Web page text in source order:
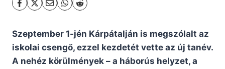
Szeptember 1-jén Kárpátalján is megszólalt az
iskolai csengő, ezzel kezdetét vette az új tanév.
A nehéz körülmények – a háborús helyzet, a